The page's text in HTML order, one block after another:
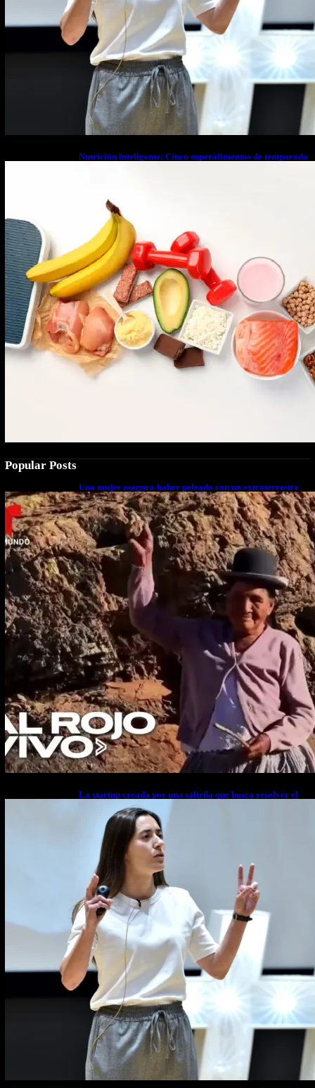
Nutrición inteligente: Cinco superalimentos de temporada
Popular Posts
Una mujer asegura haber peleado con un extraterrestre
cuerpo a cuerpo
La startup creada por una salteña que busca resolver el
estrés financiero en Latinoamérica